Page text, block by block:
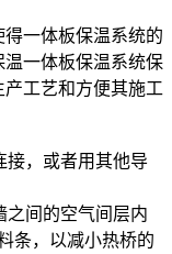
一体板保温系统的
一体板保温系统保
工艺和方便其施工
接，或者用其他导
之间的空气间层内
条，以减小热桥的